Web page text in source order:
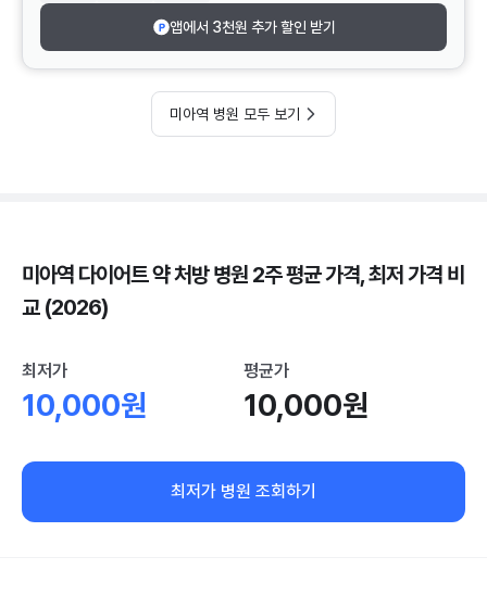
앱에서 3천원 추가 할인 받기
미아역 병원 모두 보기
미아역 다이어트 약 처방 병원 2주 평균 가격, 최저 가격 비
교 (2026)
최저가
10,000원
평균가
10,000원
최저가 병원 조회하기